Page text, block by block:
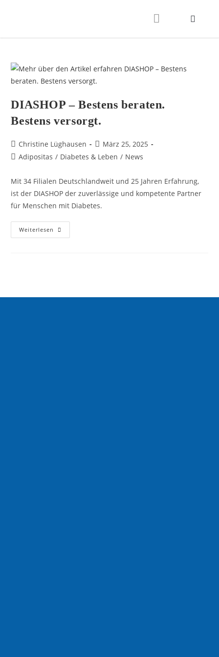
DIASHOP – Bestens beraten.
Bestens versorgt.
Christine Lüghausen
März 25, 2025
Adipositas / Diabetes & Leben / News
Mit 34 Filialen Deutschlandweit und 25 Jahren Erfahrung,
ist der DIASHOP der zuverlässige und kompetente Partner
für Menschen mit Diabetes.
Weiterlesen